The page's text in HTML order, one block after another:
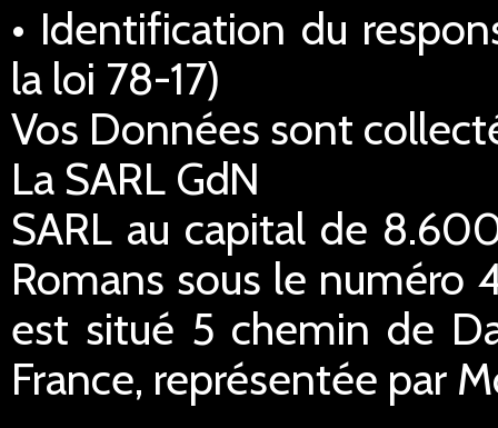
• Identification du
la loi 78-17)
Vos Données sont
La SARL GdN
SARL au capital de
Romans sous le numéro
est situé 5 chemin de
France, représentée par